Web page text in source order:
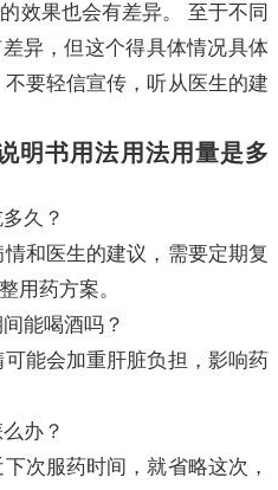
效果也会有差异。 至于不同
异，但这个得具体情况具体
要轻信宣传，听从医生的建
明书用法用法用量是多
久？
和医生的建议，需要定期复
用药方案。
能喝酒吗？
能会加重肝脏负担，影响药
办？
次服药时间，就省略这次，